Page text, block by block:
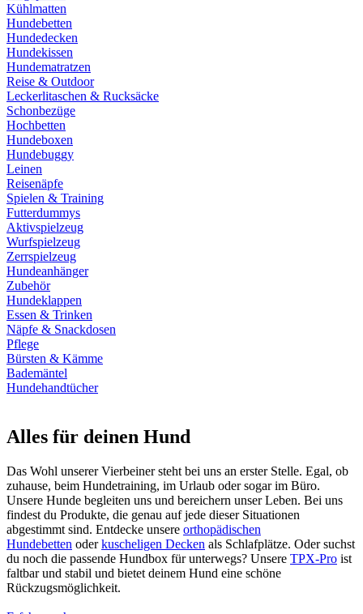
Kühlmatten
Hundebetten
Hundedecken
Hundekissen
Hundematratzen
Reise & Outdoor
Leckerlitaschen & Rucksäcke
Schonbezüge
Hochbetten
Hundeboxen
Hundebuggy
Leinen
Reisenäpfe
Spielen & Training
Futterdummys
Aktivspielzeug
Wurfspielzeug
Zerrspielzeug
Hundeanhänger
Zubehör
Hundeklappen
Essen & Trinken
Näpfe & Snackdosen
Pflege
Bürsten & Kämme
Bademäntel
Hundehandtücher
Alles für deinen Hund
Das Wohl unserer Vierbeiner steht bei uns an erster Stelle. Egal, ob
zuhause, beim Hundetraining, im Urlaub oder sogar im Büro.
Unsere Hunde begleiten uns und bereichern unser Leben. Bei uns
findest du Produkte, die genau auf jede dieser Situationen
abgestimmt sind. Entdecke unsere orthopädischen
Hundebetten oderkuscheligen Decken als Schlafplätze. Oder suchst
du noch die passende Hundbox für unterwegs? Unsere TPX-Pro ist
faltbar und stabil und bietet deinem Hund eine schöne
Rückzugsmöglichkeit.